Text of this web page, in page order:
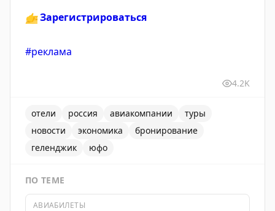
👉Зарегистрироваться
#реклама
4.2K
отели россия авиакомпании
туры
новости
экономика
бронирование
геленджик
юфо
ПО ТЕМЕ
АВИАБИЛЕТЫ